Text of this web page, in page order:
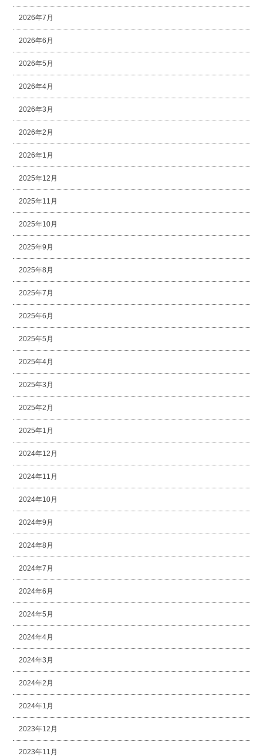
2026年7月
2026年6月
2026年5月
2026年4月
2026年3月
2026年2月
2026年1月
2025年12月
2025年11月
2025年10月
2025年9月
2025年8月
2025年7月
2025年6月
2025年5月
2025年4月
2025年3月
2025年2月
2025年1月
2024年12月
2024年11月
2024年10月
2024年9月
2024年8月
2024年7月
2024年6月
2024年5月
2024年4月
2024年3月
2024年2月
2024年1月
2023年12月
2023年11月